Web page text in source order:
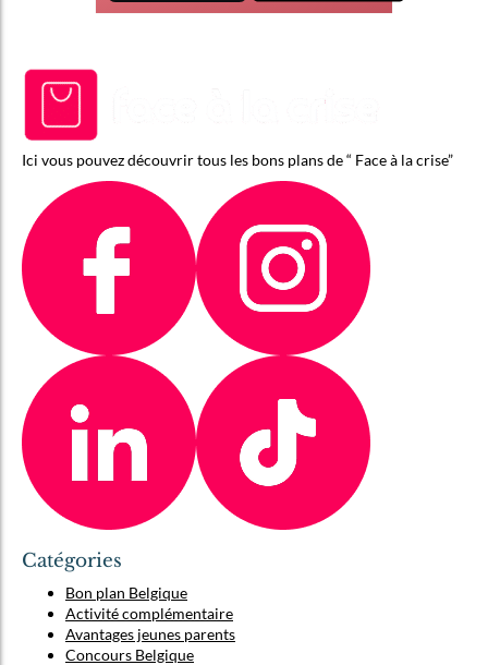
Ici vous pouvez découvrir tous les bons plans de “ Face à la crise”
Catégories
Bon plan Belgique
Activité complémentaire
Avantages jeunes parents
Concours Belgique